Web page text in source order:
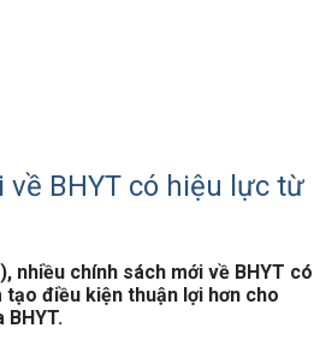
BHYT có hiệu lực từ
nhiều chính sách mới về BHYT có
tạo điều kiện thuận lợi hơn cho
BHYT.